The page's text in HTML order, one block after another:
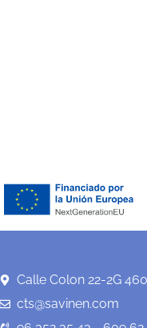
Calle Colon 22-2G
cts@savinen.com